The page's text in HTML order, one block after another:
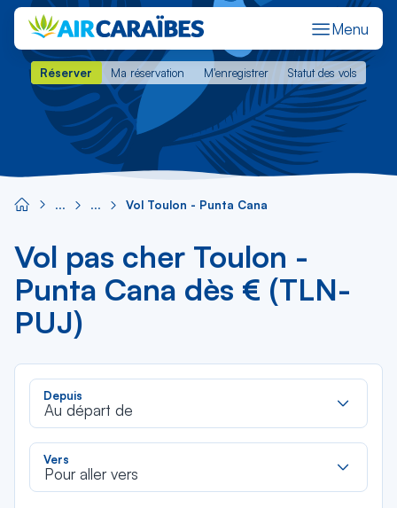
Menu
Réserver Ma réservation M'enregistrer Statut des vols
Réserver Ma réservation M'enregistrer Statut des vols
Vol Toulon - Punta Cana
Vol pas cher Toulon -
Punta Cana dès € (TLN-
PUJ)
Depuis
Au départ de
Vers
Pour aller vers